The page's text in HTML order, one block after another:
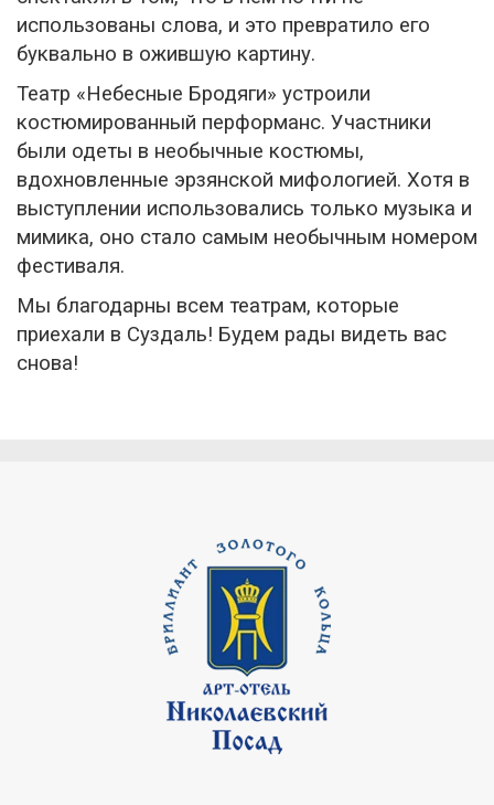
использованы слова, и это превратило его
буквально в ожившую картину.
Театр «Небесные Бродяги» устроили
костюмированный перформанс. Участники
были одеты в необычные костюмы,
вдохновленные эрзянской мифологией. Хотя в
выступлении использовались только музыка и
мимика, оно стало самым необычным номером
фестиваля.
Мы благодарны всем театрам, которые
приехали в Суздаль! Будем рады видеть вас
снова!